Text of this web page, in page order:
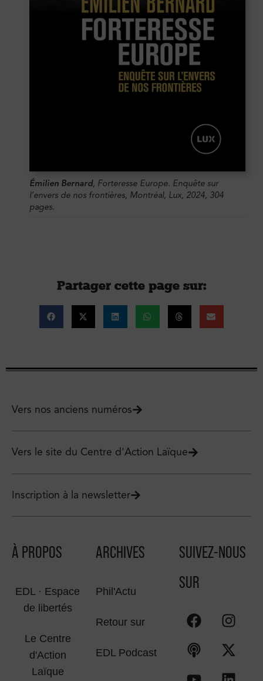
Émilien Bernard, Forteresse Europe. Enquête sur
l’envers de nos frontières, Montréal, Lux, 2024, 304
pages.
Partager cette page sur :
Vers nos anciens numéros
Vers le site du Centre d'Action Laïque
Inscription à la newsletter
À PROPOS
EDL · Espace
de libertés
Le Centre
d'Action
Laïque
ARCHIVES
Phil'Actu
Retour sur
EDL Podcast
SUIVEZ-NOUS
SUR